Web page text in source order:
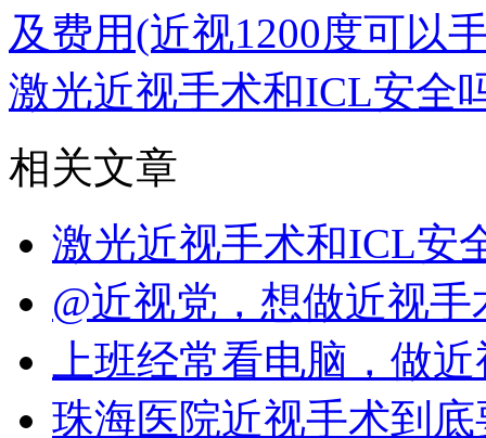
及费用(近视1200度可以
激光近视手术和ICL安全
相关文章
激光近视手术和ICL安
@近视党，想做近视
上班经常看电脑，做
珠海医院近视手术到